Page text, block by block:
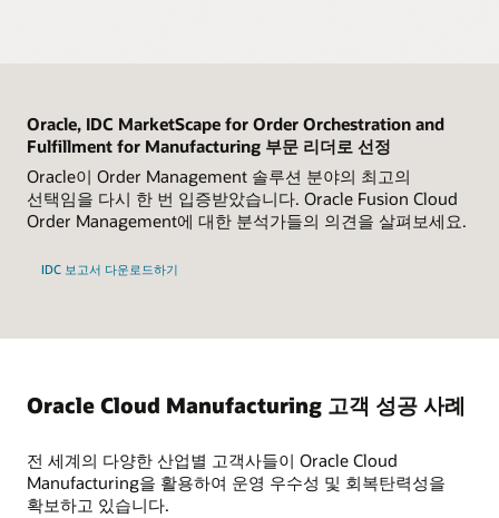
확보를 위한 10가지 모범 사례(PDF)
데이터시트: Oracle Fusion Cloud Quality
Management(PDF)
순환형 품질 관리
전반에 걸친 잠재적 문제를 예측하고 수정 조치를 적용할
규제 준수
Industry Week Research Report: 기술 및 전략을
올바르게 혼합하여 CPG 제조업체를 리더로 만드는
온디맨드 웹캐스트: 설문조사 결과—최고 CPG
제조업체들의 성공을 위한 전략 공개
원가 관리
공장별 제조 원가 및 차이를 효과적으로 모니터링하고,
순환형 품질 관리
수 있습니다.
로트 및 제조번호 단위로 제품을 추적하기 위한 계보를
수집하여 현지의 규제를 준수할 수 있습니다.
원하는 속성 순서대로 작업 지시서 상의 작업을 예약하여
생산 라인의 효율성을 극대화합니다. 작업 지시서의
작업이 리소스에 할당되는 방식을 시각화하고, 대체
리소스로 오프로딩하여 병목 현상을 줄일 수 있습니다.
Production Scheduling 둘러보기
Supply Planning 제품 세부정보
해결하기 위해 빠른 인라인 시뮬레이션과 가정 시나리오를
예외적인 가동 중단의 영향을 최소화
일정을 동적으로 실행하고 보완하여 예기치 않은 기계
중단, 인력 부족, 자재 지연 및 주문 우선 순위 변경을
프로젝트별로 적합한 자재, 리소스, 비용을 할당합니다.
솔루션 개요: Oracle 프로젝트 기반 클라우드 공급망
솔루션(PDF)
Oracle Project-Driven Supply Chain 둘러보기
고객별 차별화
프로젝트별 지출 내역을 파악하고, 프로젝트 계약 규칙에
따라 파악한 비용을 청구할 수 있습니다.
공급업체 협업
공급업체 포털을 사용하여 계약 생산 프로세스를
간소화합니다. 업계 표준 프로토콜을 사용하여 공급업체와
협업할 수 있습니다.
자재 위탁
재무적 채무에 대한 가시성을 유지하며 자재를 구매하여
계획을 수립 및 실행하고 제조 현황을 확인하여 품질 및
비용을 세부적으로 관리할 수 있습니다.
프로세스 통합 관리
자재의 구매 및 판매, 제조 서비스를 위한 상품 이동 및
금융 거래 등을 통합 관리합니다.
정보가 포함된 원활한 디지털 환경으로 작업자의 역량을
강화합니다.
생산 관리자 워크벤치
관리자가 실시간 정보를 바탕으로 교대 근무 성과를
모니터링하고, 데이터 기반 의사 결정을 통해 운영 성과를
Smart Operations 제품 세부정보
실행 결정과 프로세스를 촉진합니다.
AI 기반 플랫폼
AI로 작업자 교대 메모, 생산 교대 보고서 및 요약본을
생성해 부가가치가 낮은 활동에 소요되는 시간을
최소화합니다.
Oracle, IDC MarketScape for Order Orchestration and
Fulfillment for Manufacturing 부문 리더로 선정
Oracle이 Order Management 솔루션 분야의 최고의
선택임을 다시 한 번 입증받았습니다. Oracle Fusion Cloud
Order Management에 대한 분석가들의 의견을 살펴보세요.
IDC 보고서 다운로드하기
Oracle Cloud Manufacturing 고객 성공 사례
전 세계의 다양한 산업별 고객사들이 Oracle Cloud
Manufacturing을 활용하여 운영 우수성 및 회복탄력성을
확보하고 있습니다.